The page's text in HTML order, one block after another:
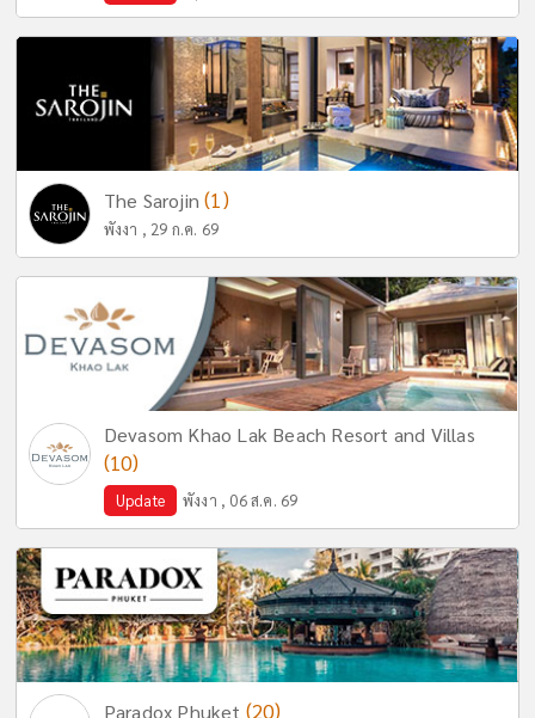
The Sarojin(1)
พังงา , 29 ก.ค. 69
Devasom Khao Lak Beach Resort and Villas
(10)
Update พังงา , 06 ส.ค. 69
Paradox Phuket (20)